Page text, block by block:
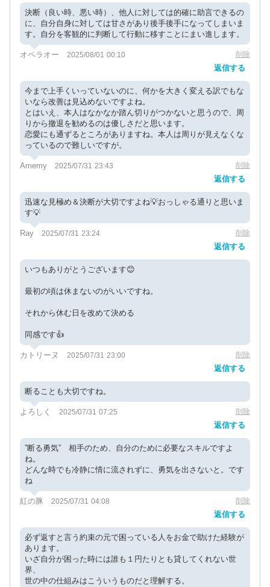
決断（良い時、悪い時）、他人に対しては的確に助言できるの
に、自分自身に対しては甘さがあり後手後手になってしまいま
す。自分を客観的に判断して行動に移すことにまい進します。
オペラオー 2025/08/01 00:10 削除
返信する
今まで上手くいっていないのに、何かを大きく変える訳でもな
いなら改善は見込めないですよね。
とはいえ、本人はなかなか踏ん切りがつかないと思うので、周
りから撤退を勧めるのは優しさだと思います。
恋愛にも通ずるところがありますね。本人は周りが見えなくな
っているので難しいですが。
Amemy 2025/07/31 23:43 削除
返信する
迅速な見極め＆決断が大切ですよね💡おっしゃる通りと思いま
す💡
Ray 2025/07/31 23:24 削除
返信する
いつもありがとうございます😊
最初の頃は休まないのがいいですね。
それから休む日を改めて決める
同感です👍
カトリーヌ 2025/07/31 23:00 削除
返信する
断ることも大切ですね。
よろしく 2025/07/31 07:25 削除
返信する
”断る勇気” 相手のため、自分のために必要なスキルですよ
ね。
どんな時でも冷静に情に流されずに、勇気を出さないと。です
ね
紅の豚 2025/07/31 04:08 削除
返信する
必ず返すと言う約束の元で困っている人をお金で助けた経験が
あります。
いざ自分が困った時には誰も１円たりとも貸してくれない世
界、
世の中の仕組みはこういうものだと理解する。